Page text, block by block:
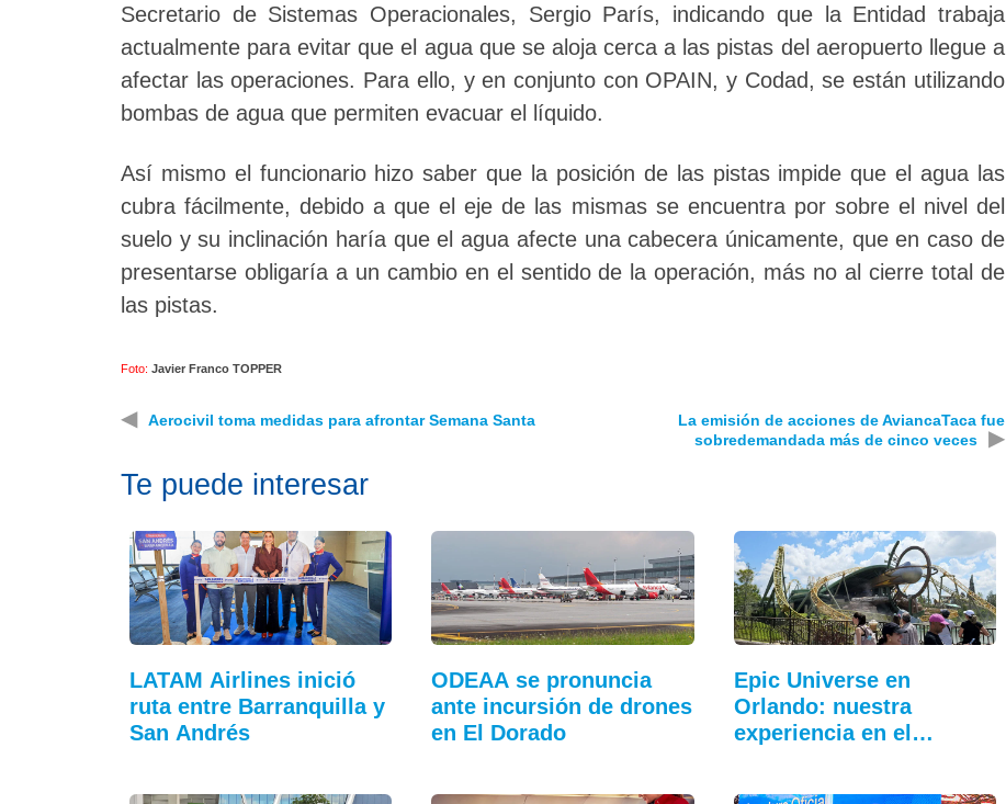
Secretario de Sistemas Operacionales, Sergio París, indicando que la Entidad trabaja
actualmente para evitar que el agua que se aloja cerca a las pistas del aeropuerto llegue a
afectar las operaciones. Para ello, y en conjunto con OPAIN, y Codad, se están utilizando
bombas de agua que permiten evacuar el líquido.
Así mismo el funcionario hizo saber que la posición de las pistas impide que el agua las
cubra fácilmente, debido a que el eje de las mismas se encuentra por sobre el nivel del
suelo y su inclinación haría que el agua afecte una cabecera únicamente, que en caso de
presentarse obligaría a un cambio en el sentido de la operación, más no al cierre total de
las pistas.
Foto: Javier Franco TOPPER
◀ Aerocivil toma medidas para afrontar Semana Santa
La emisión de acciones de AviancaTaca fue
sobredemandada más de cinco veces
▶
Te puede interesar
LATAM Airlines inició
ruta entre Barranquilla y
San Andrés
ODEAA se pronuncia
ante incursión de drones
en El Dorado
Epic Universe en
Orlando: nuestra
experiencia en el…